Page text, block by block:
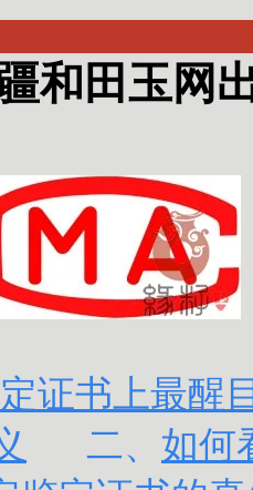
和田玉网
证书上最醒
二、 如何